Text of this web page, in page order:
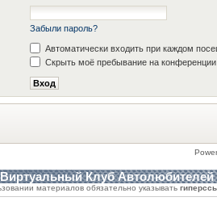
Забыли пароль?
Автоматически входить при каждом
Скрыть моё пребывание на конференции
Клуб Автолюбителей
материалов обязательно указывать